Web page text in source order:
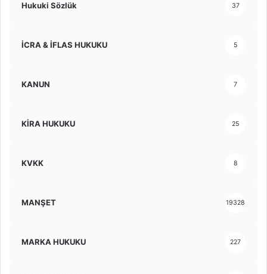
Hukuki Sözlük 37
İCRA & İFLAS HUKUKU 5
KANUN 7
KİRA HUKUKU 25
KVKK 8
MANŞET 19328
MARKA HUKUKU 227